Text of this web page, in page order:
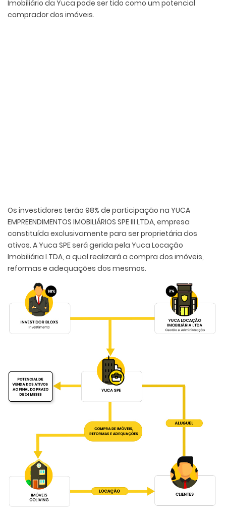
Imobiliário da Yuca pode ser tido como um potencial
comprador dos imóveis.
Os investidores terão 98% de participação na YUCA
EMPREENDIMENTOS IMOBILIÁRIOS SPE III LTDA, empresa
constituída exclusivamente para ser proprietária dos
ativos. A Yuca SPE será gerida pela Yuca Locação
Imobiliária LTDA, a qual realizará a compra dos imóveis,
reformas e adequações dos mesmos.